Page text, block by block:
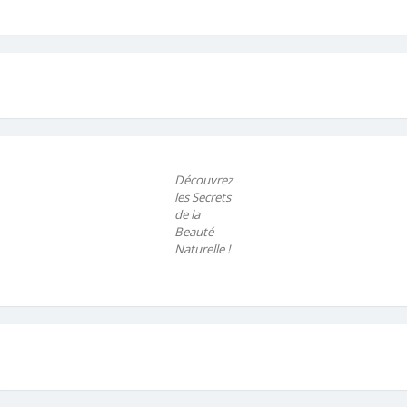
Découvrez
les Secrets
de la
Beauté
Naturelle !